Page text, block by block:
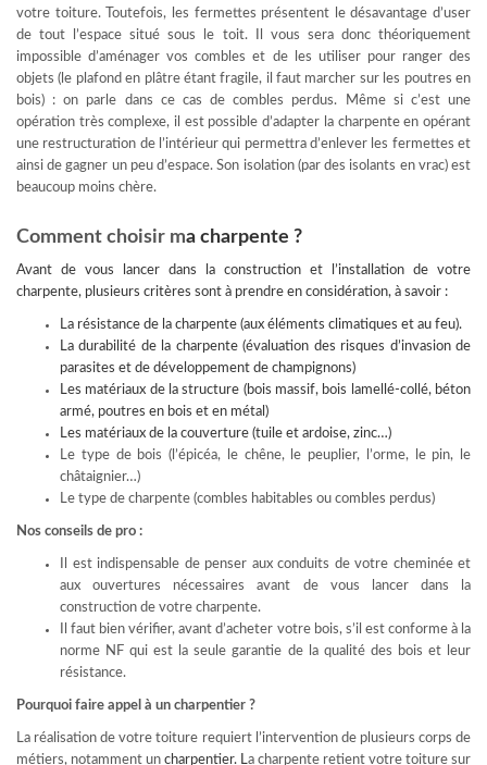
votre toiture. Toutefois, les fermettes présentent le désavantage d’user
de tout l’espace situé sous le toit. Il vous sera donc théoriquement
impossible d’aménager vos combles et de les utiliser pour ranger des
objets (le plafond en plâtre étant fragile, il faut marcher sur les poutres en
bois) : on parle dans ce cas de combles perdus. Même si c’est une
opération très complexe, il est possible d’adapter la charpente en opérant
une restructuration de l’intérieur qui permettra d’enlever les fermettes et
ainsi de gagner un peu d’espace. Son isolation (par des isolants en vrac) est
beaucoup moins chère.
Comment choisir ma charpente ?
Avant de vous lancer dans la construction et l’installation de votre
charpente, plusieurs critères sont à prendre en considération, à savoir :
La résistance de la charpente (aux éléments climatiques et au feu).
La durabilité de la charpente (évaluation des risques d’invasion de
parasites et de développement de champignons)
Les matériaux de la structure (bois massif, bois lamellé-collé, béton
armé, poutres en bois et en métal)
Les matériaux de la couverture (tuile et ardoise, zinc…)
Le type de bois (l’épicéa, le chêne, le peuplier, l’orme, le pin, le
châtaignier…)
Le type de charpente (combles habitables ou combles perdus)
Nos conseils de pro :
Il est indispensable de penser aux conduits de votre cheminée et
aux ouvertures nécessaires avant de vous lancer dans la
construction de votre charpente.
Il faut bien vérifier, avant d’acheter votre bois, s’il est conforme à la
norme NF qui est la seule garantie de la qualité des bois et leur
résistance.
Pourquoi faire appel à un charpentier ?
La réalisation de votre toiture requiert l’intervention de plusieurs corps de
métiers, notamment un charpentier. La charpente retient votre toiture sur